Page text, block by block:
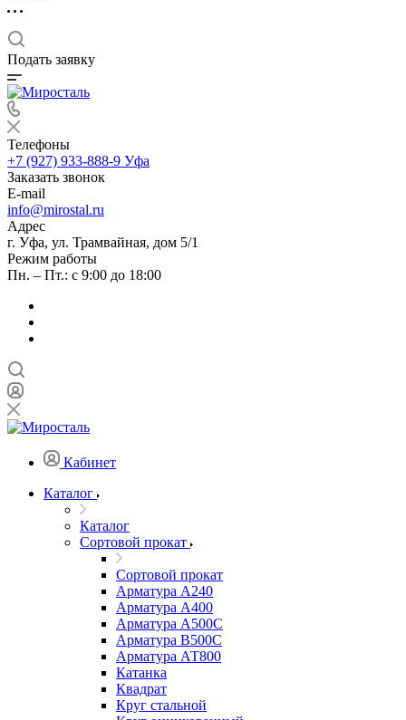
Подать заявку
Телефоны
+7 (927) 933-888-9 Уфа
Заказать звонок
E-mail
info@mirostal.ru
Адрес
г. Уфа, ул. Трамвайная, дом 5/1
Режим работы
Пн. – Пт.: с 9:00 до 18:00
Кабинет
Каталог
Каталог
Сортовой прокат
Сортовой прокат
Арматура А240
Арматура А400
Арматура А500C
Арматура В500С
Арматура АТ800
Катанка
Квадрат
Круг стальной